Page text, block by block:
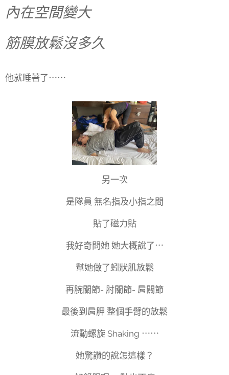
內在空間變大
筋膜放鬆沒多久
他就睡著了⋯⋯
另一次
是隊員 無名指及小指之間
貼了磁力貼
我好奇問她 她大概說了⋯
幫她做了蚓狀肌放鬆
再腕關節- 肘關節- 肩關節
最後到肩胛 整個手臂的放鬆
流動螺旋 Shaking ⋯⋯
她驚讚的說怎這樣？